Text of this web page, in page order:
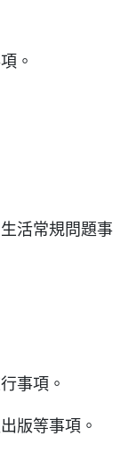
。
活常規問題事
事項。
版等事項。